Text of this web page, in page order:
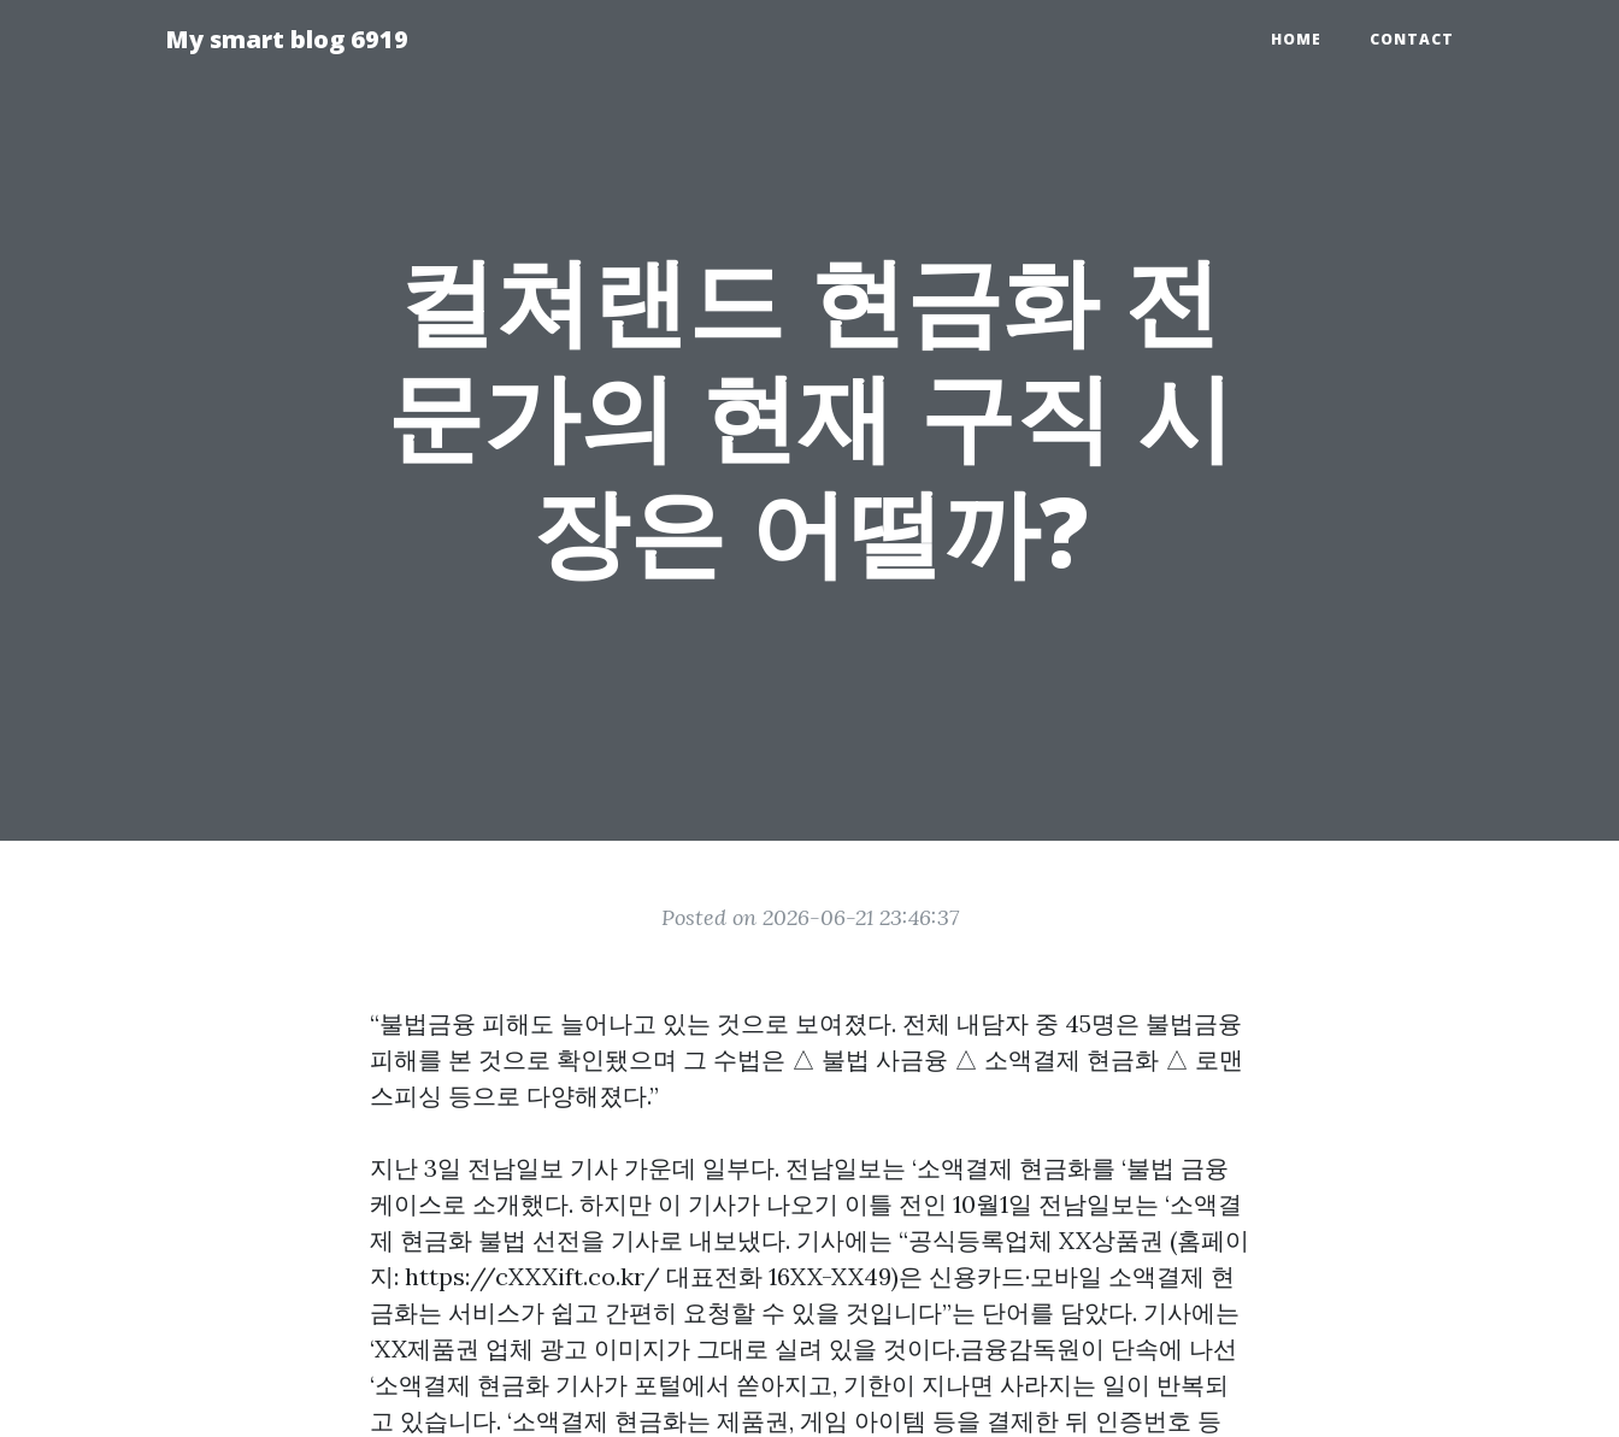
My smart blog 6919 HOME CONTACT
컬쳐랜드 현금화 전
문가의 현재 구직 시
장은 어떨까?
Posted on 2026-06-21 23:46:37
“불법금융 피해도 늘어나고 있는 것으로 보여졌다. 전체 내담자 중 45명은 불법금융
피해를 본 것으로 확인됐으며 그 수법은 △ 불법 사금융 △ 소액결제 현금화 △ 로맨
스피싱 등으로 다양해졌다.”
지난 3일 전남일보 기사 가운데 일부다. 전남일보는 ‘소액결제 현금화를 ‘불법 금융
케이스로 소개했다. 하지만 이 기사가 나오기 이틀 전인 10월1일 전남일보는 ‘소액결
제 현금화 불법 선전을 기사로 내보냈다. 기사에는 “공식등록업체 XX상품권 (홈페이
지: https://cXXXift.co.kr/ 대표전화 16XX-XX49)은 신용카드·모바일 소액결제 현
금화는 서비스가 쉽고 간편히 요청할 수 있을 것입니다”는 단어를 담았다. 기사에는
‘XX제품권 업체 광고 이미지가 그대로 실려 있을 것이다.금융감독원이 단속에 나선
‘소액결제 현금화 기사가 포털에서 쏟아지고, 기한이 지나면 사라지는 일이 반복되
고 있습니다. ‘소액결제 현금화는 제품권, 게임 아이템 등을 결제한 뒤 인증번호 등